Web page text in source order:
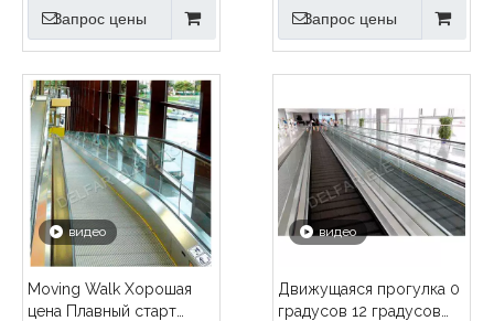
транспорт Торговый
Запрос цены
Advanced Хорошее
Запрос цены
видео
Moving Walk Хорошая
цена Плавный старт
видео
Движущаяся прогулка 0
градусов 12 градусов